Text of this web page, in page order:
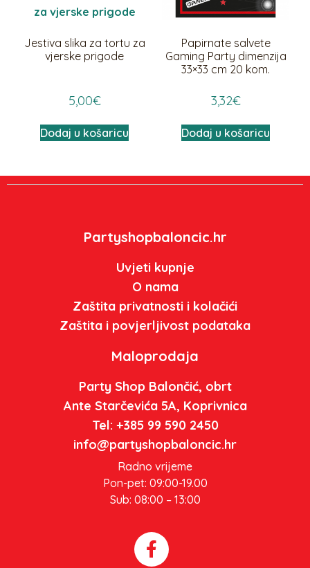
Jestiva slika za tortu za
vjerske prigode
5,00€
Dodaj u košaricu
Papirnate salvete
Gaming Party dimenzija
33×33 cm 20 kom.
3,32€
Dodaj u košaricu
Partyshopbaloncic.hr
Uvjeti kupnje
O nama
Zaštita privatnosti i kolačići
Zaštita i povjerljivost podataka
Maloprodaja
Party Shop Balončić, obrt
Ante Starčevića 5A, Koprivnica
Tel: +385 99 590 2450
info@partyshopbaloncic.hr
Radno vrijeme
Pon-pet: 09:00-19.00
Sub: 08:00 – 13:00